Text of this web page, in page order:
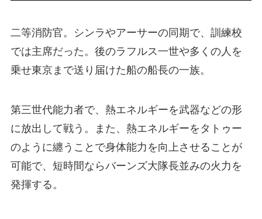
二等消防官。シンラやアーサーの同期で、訓練校
では主席だった。後のラフルス一世や多くの人を
乗せ東京まで送り届けた船の船長の一族。
第三世代能力者で、熱エネルギーを武器などの形
に放出して戦う。また、熱エネルギーをタトゥー
のように纏うことで身体能力を向上させることが
可能で、短時間ならバーンズ大隊長並みの火力を
発揮する。